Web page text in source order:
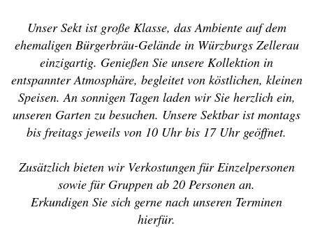
Unser Sekt ist große Klasse, das Ambiente auf dem
ehemaligen Bürgerbräu-Gelände in Würzburgs Zellerau
einzigartig. Genießen Sie unsere Kollektion in
entspannter Atmosphäre, begleitet von köstlichen, kleinen
Speisen. An sonnigen Tagen laden wir Sie herzlich ein,
unseren Garten zu besuchen. Unsere Sektbar ist montags
bis freitags jeweils von 10 Uhr bis 17 Uhr geöffnet.
Zusätzlich bieten wir Verkostungen für Einzelpersonen
sowie für Gruppen ab 20 Personen an.
Erkundigen Sie sich gerne nach unseren Terminen
hierfür.